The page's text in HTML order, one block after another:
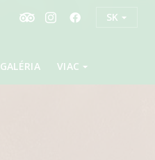
SK
GALÉRIA VIAC